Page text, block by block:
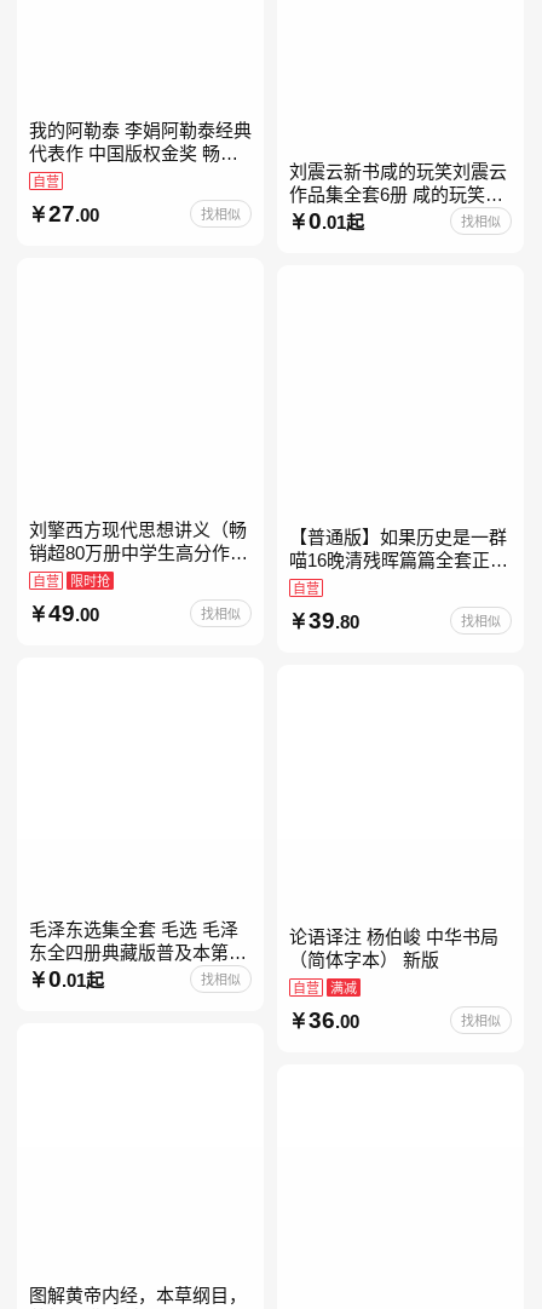
我的阿勒泰 李娟阿勒泰经典
代表作 中国版权金奖 畅销
超200万册 同名剧8.9分爆款
北疆大地的旷野之梦 当当自
营
自营
27.00 找相似
刘震云新书咸的玩笑刘震云
作品集全套6册 咸的玩笑
+一句顶一万句+一日三秋
+我不是潘金莲+我叫刘跃进
0.01起 找相似
刘擎西方现代思想讲义（畅
销超80万册中学生高分作文
素材库常驻寒暑假阅读书
单，奇葩说导师刘擎经典之
作讲透西方思想史，哲学知
自营 限时抢
49.00 找相似
【普通版】如果历史是一群
喵16晚清残晖篇篇全套正版
1-156册肥志著漫画8周年纪
念版套装3册小学生课外阅
读儿童西游喵知识
自营
39.80 找相似
毛泽东选集全套 毛选 毛泽
东全四册典藏版普及本第一
二三四卷 毛泽东军事文集毛
泽东兵法孔见毛泽东文集思
0.01起 找相似
论语译注 杨伯峻 中华书局
（简体字本） 新版
自营 满减
36.00 找相似
图解黄帝内经，本草纲目，